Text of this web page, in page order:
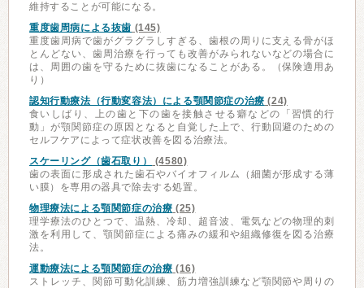
維持することが可能になる。
重度歯周病による抜歯 (145)
重度歯周病で歯がグラグラしすぎる、歯根の周りに支える骨がほ
とんどない、歯周治療を行っても改善がみられないなどの場合に
は、周囲の歯を守るために抜歯になることがある。（保険適用あ
り）
認知行動療法（行動変容法）による顎関節症の治療 (24)
食いしばり、上の歯と下の歯を接触させる癖などの「習慣的行
動」が顎関節症の原因となると自覚した上で、行動回避のための
セルフケアによって症状改善を図る治療法。
スケーリング（歯石取り）
(4580)
歯の表面に形成された歯石やバイオフィルム（細菌が形成する薄
い膜）を専用の器具で除去する処置。
物理療法による顎関節症の治療 (25)
理学療法のひとつで、温熱、冷却、超音波、電気などの物理的刺
激を利用して、顎関節症による痛みの緩和や組織修復を図る治療
法。
運動療法による顎関節症の治療 (16)
ストレッチ、関節可動化訓練、筋力増強訓練など顎関節や周りの